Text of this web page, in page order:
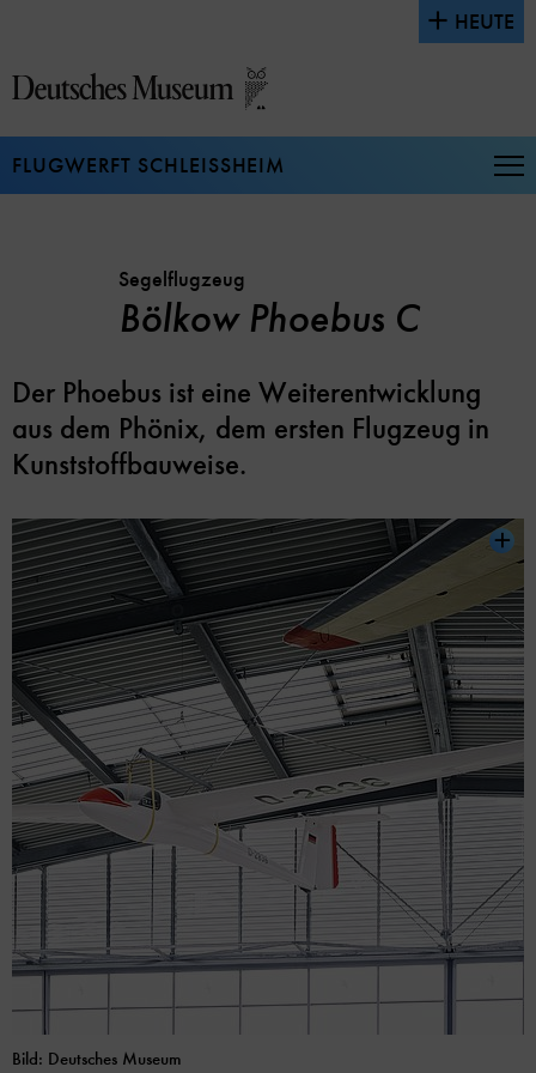
Seiteninhalt
springen
HEUTE
FLUGWERFT SCHLEISSHEIM
Segelflugzeug
Bölkow Phoebus C
Der Phoebus ist eine Weiterentwicklung
aus dem Phönix, dem ersten Flugzeug in
Kunststoffbauweise.
Bild: Deutsches Museum